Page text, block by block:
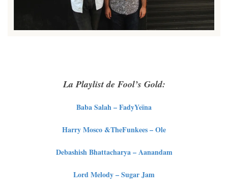
La Playlist de Fool’s Gold:
Baba Salah – FadyYeïna
Harry Mosco &TheFunkees – Ole
Debashish Bhattacharya – Aanandam
Lord Melody – Sugar Jam